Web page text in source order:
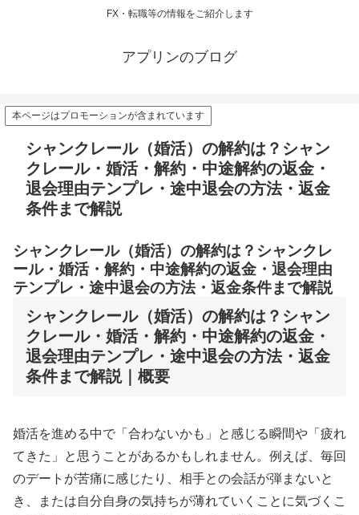
FX・転職等の情報をご紹介します
アプリンのブログ
本ページはプロモーションが含まれています
シャンクレール（婚活）の解約は？シャン
クレール・婚活・解約・中途解約の返金・
退会理由テンプレ・途中退会の方法・返金
条件まで解説
シャンクレール（婚活）の解約は？シャンクレ
ール・婚活・解約・中途解約の返金・退会理由
テンプレ・途中退会の方法・返金条件まで解説
シャンクレール（婚活）の解約は？シャン
クレール・婚活・解約・中途解約の返金・
退会理由テンプレ・途中退会の方法・返金
条件まで解説｜概要
婚活を進める中で「合わないかも」と感じる瞬間や「疲れ
てきた」と思うことがあるかもしれません。例えば、毎回
のデートが苦痛に感じたり、相手との会話が弾まないと
き、または自分自身の気持ちが薄れていくことに気づくこ